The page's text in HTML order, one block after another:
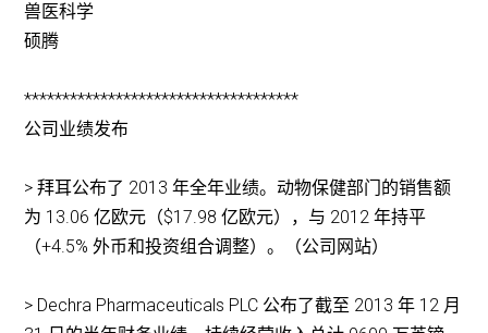
兽医科学
硕腾
************************************
公司业绩发布
> 拜耳公布了 2013 年全年业绩。动物保健部门的销售额
为 13.06 亿欧元（$17.98 亿欧元），与 2012 年持平
（+4.5% 外币和投资组合调整）。（公司网站）
> Dechra Pharmaceuticals PLC 公布了截至 2013 年 12 月